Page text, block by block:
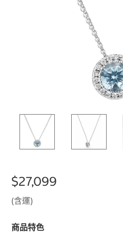
$27,099
(含運)
商品特色